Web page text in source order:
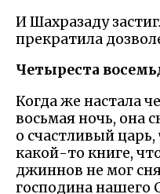
И Шахразаду
прекратила
Четыреста
Когда же настала
восьмая ночь, она
о счастливый
какой-то книге,
джиннов не мог
господина нашего